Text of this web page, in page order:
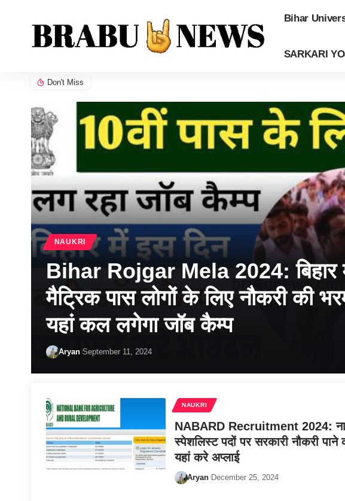
Bihar
SARKARI
Don't Miss
NAUKRI
Bihar Rojgar Mela 2024: बिहार
मैट्रिक पास लोगों के लिए नौकरी की
यहां कल लगेगा जॉब कैम्प
Aryan September 11, 2024
NAUKRI
NABARD Recruitment 2024:
स्पेशलिस्ट पदों पर सरकारी नौकरी पाने
यहां करे अप्लाई
Aryan December 25, 2024